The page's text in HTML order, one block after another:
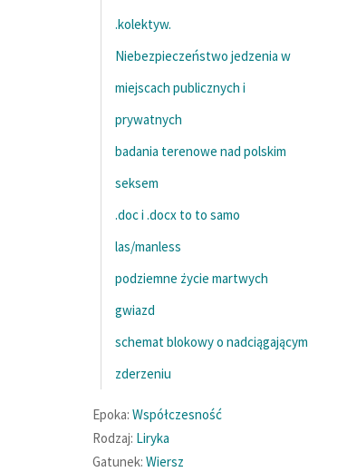
.kolektyw.
Niebezpieczeństwo jedzenia w
miejscach publicznych i
prywatnych
badania terenowe nad polskim
seksem
.doc i .docx to to samo
las/manless
podziemne życie martwych
gwiazd
schemat blokowy o nadciągającym
zderzeniu
Epoka: Współczesność
Rodzaj: Liryka
Gatunek: Wiersz